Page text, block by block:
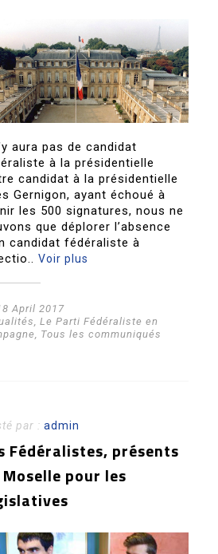
aura pas de candidat
à la présidentielle
candidat à la présidentielle
Gernigon, ayant échoué à
les 500 signatures, nous ne
que déplorer l’absence
candidat fédéraliste à
Voir plus
April 2017
,Le Parti Fédéraliste en
, Tous les communiqués
par :admin
Fédéralistes, présents
Moselle pour les